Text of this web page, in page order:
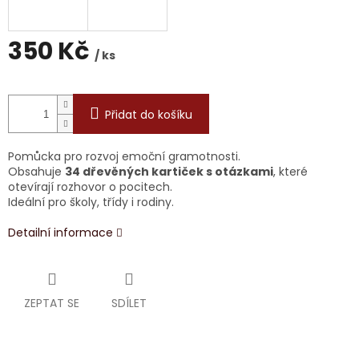
350 Kč / ks
cena:
Přidat do košíku
Pomůcka pro rozvoj emoční gramotnosti.
Obsahuje 34 dřevěných kartiček s otázkami, které
otevírají rozhovor o pocitech.
Ideální pro školy, třídy i rodiny.
Detailní informace
ZEPTAT SE SDÍLET